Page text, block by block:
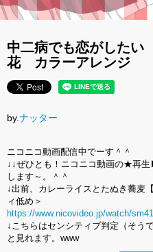
中二病でも恋がした
花 カラーアレンジ
by.ナッター
ニコニコ動画配信中でーす＾＾
↓↓ぜひとも！ニコニコ動画の★再
します～。＾＾
↓出前、カレーライスとたぬき蕎麦
ィ低め＞
https://www.nicovideo.jp/watch/
↓こちらはセンシティブ判定（そう
と見れます。www